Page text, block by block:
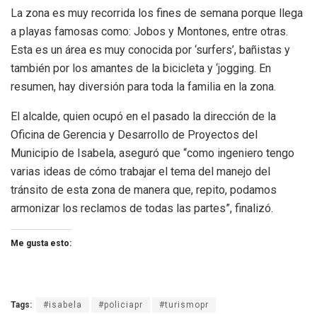
La zona es muy recorrida los fines de semana porque llega
a playas famosas como: Jobos y Montones, entre otras.
Esta es un área es muy conocida por ‘surfers’, bañistas y
también por los amantes de la bicicleta y ‘jogging. En
resumen, hay diversión para toda la familia en la zona.
El alcalde, quien ocupó en el pasado la dirección de la
Oficina de Gerencia y Desarrollo de Proyectos del
Municipio de Isabela, aseguró que “como ingeniero tengo
varias ideas de cómo trabajar el tema del manejo del
tránsito de esta zona de manera que, repito, podamos
armonizar los reclamos de todas las partes”, finalizó.
Me gusta esto:
Tags: #isabela #policiapr #turismopr